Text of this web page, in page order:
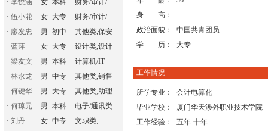
· 李悦涵 女 本科
财务/审计/
· 伍小花 女 大专
财务/审计/
· 廖发忠 男 初中
其他类,保安
· 蓝萍 女 大专
设计类,设计
· 梁友文 男 本科
计算机/IT
· 林永龙 男 中专
其他类,销售
· 何键华 男 大专
其他类,助理
· 何琼元 男 本科
电子/通讯类
· 刘丹 女 中专
文职类,
身 高：
政治面貌：
中国共青团员
学 历：
大专
工作情况
所学专业：
会计电算化
毕业学校：
厦门华天涉外职业技术学院
工作经验：
五年-十年